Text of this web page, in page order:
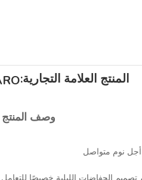
المنتج العلامة التجارية:
وصف المنتج